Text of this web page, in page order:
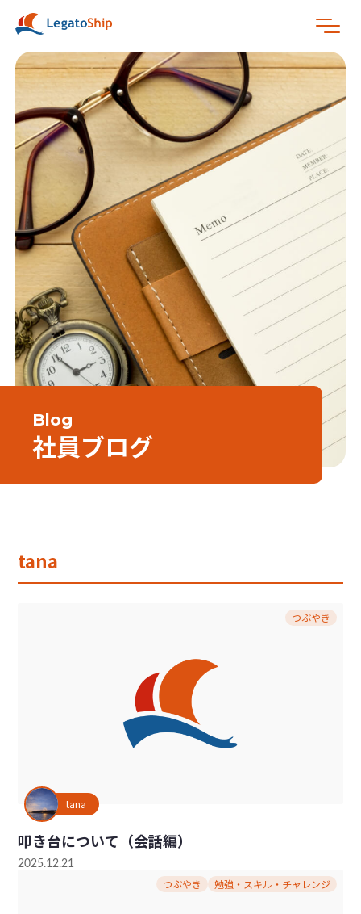
Blog
社員ブログ
tana
つぶやき
tana
叩き台について（会話編）
2025.12.21
つぶやき 勉強・スキル・チャレンジ